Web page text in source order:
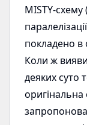
MISTY-
покладено в
Коли ж
деяких суто